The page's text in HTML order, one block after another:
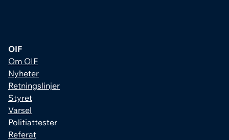
OIF
Om OIF
Nyheter
Retningslinjer
Styret
Varsel
Politiattester
Referat